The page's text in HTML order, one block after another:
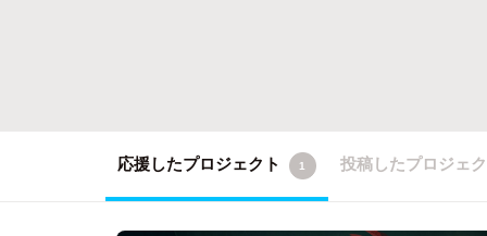
応援したプロジェクト 1 投稿したプロジェ